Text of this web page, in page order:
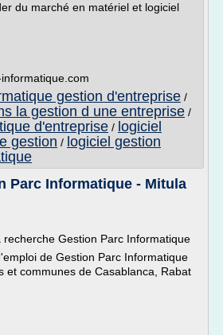
du marché en matériel et logiciel
gestion d'entreprise /
la gestion d une entreprise /
d'entreprise / logiciel
gestion / logiciel gestion
Parc Informatique - Mitula
recherche Gestion Parc Informatique
de Gestion Parc Informatique
et communes de Casablanca, Rabat